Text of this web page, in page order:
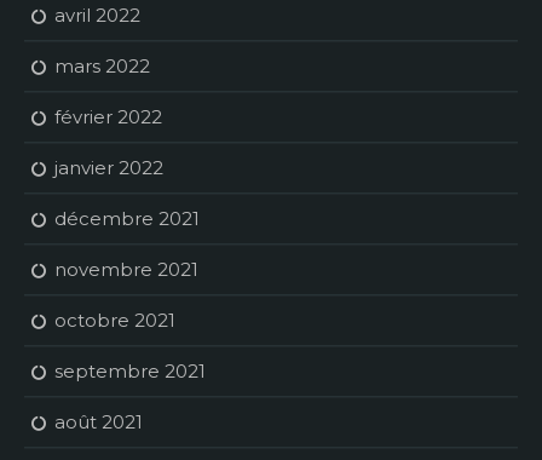
avril 2022
mars 2022
février 2022
janvier 2022
décembre 2021
novembre 2021
octobre 2021
septembre 2021
août 2021